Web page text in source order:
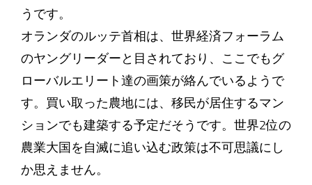
うです。
オランダのルッテ首相は、世界経済フォーラム
のヤングリーダーと目されており、ここでもグ
ローバルエリート達の画策が絡んでいるようで
す。買い取った農地には、移民が居住するマン
ションでも建築する予定だそうです。世界2位の
農業大国を自滅に追い込む政策は不可思議にし
か思えません。